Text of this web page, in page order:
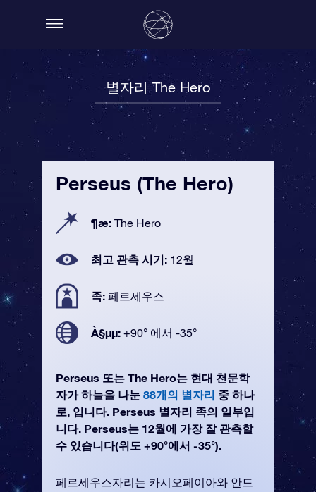
별자리 The Hero
Perseus (The Hero)
¶æ: The Hero
최고 관측 시기: 12월
족: 페르세우스
À§µµ: +90° 에서 -35°
Perseus 또는 The Hero는 현대 천문학
자가 하늘을 나눈 88개의 별자리 중 하나
로, 입니다. Perseus 별자리 족의 일부입
니다. Perseus는 12월에 가장 잘 관측할
수 있습니다(위도 +90°에서 -35°).
페르세우스자리는 카시오페이아와 안드